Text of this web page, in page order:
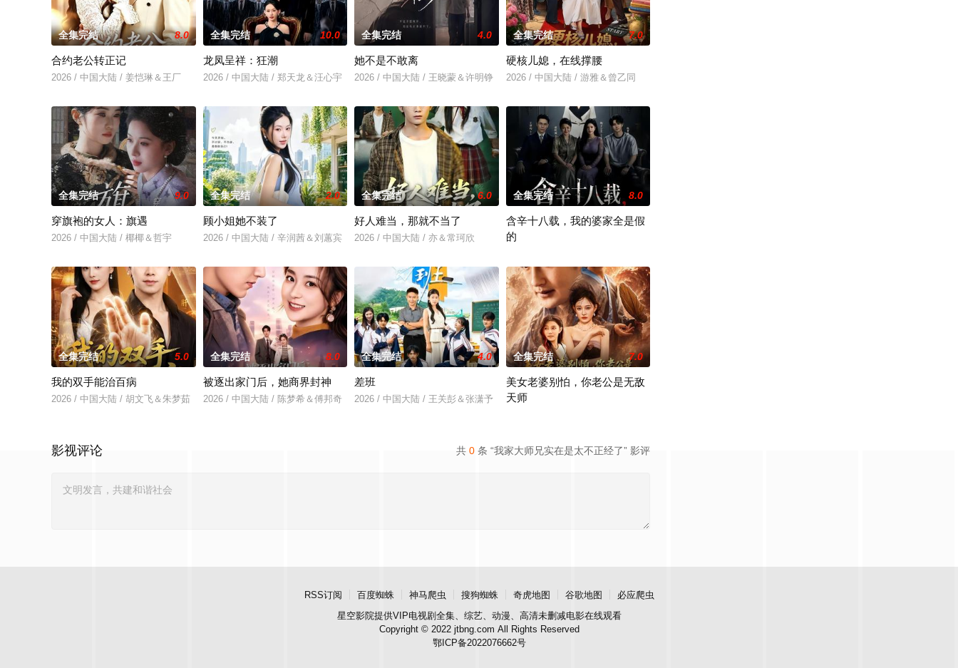
全集完结 8.0
合约老公转正记
2026 / 中国大陆 / 姜恺琳＆王厂
全集完结 10.0
龙凤呈祥：狂潮
2026 / 中国大陆 / 郑天龙＆汪心宇
全集完结 4.0
她不是不敢离
2026 / 中国大陆 / 王晓蒙＆许明铮
全集完结 7.0
硬核儿媳，在线撑腰
2026 / 中国大陆 / 游雅＆曾乙同
全集完结 9.0
穿旗袍的女人：旗遇
2026 / 中国大陆 / 椰椰＆哲宇
全集完结 2.0
顾小姐她不装了
2026 / 中国大陆 / 辛润茜＆刘蕙宾
全集完结 6.0
好人难当，那就不当了
2026 / 中国大陆 / 亦＆常珂欣
全集完结 8.0
含辛十八载，我的婆家全是假
的
全集完结 5.0
我的双手能治百病
2026 / 中国大陆 / 胡文飞＆朱梦茹
全集完结 8.0
被逐出家门后，她商界封神
2026 / 中国大陆 / 陈梦希＆傅邦奇
全集完结 4.0
差班
2026 / 中国大陆 / 王关彭＆张潇予
全集完结 7.0
美女老婆别怕，你老公是无敌
天师
共 0 条 “我家大师兄实在是太不正经了” 影评
影视评论
RSS订阅 百度蜘蛛 神马爬虫 搜狗蜘蛛 奇虎地图 谷歌地图
必应爬虫
星空影院提供VIP电视剧全集、综艺、动漫、高清未删减电影在线观看
Copyright © 2022 jtbng.com All Rights Reserved
鄂ICP备2022076662号